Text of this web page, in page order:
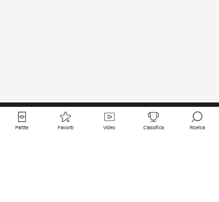
Partite Favoriti Video Classifica Ricerca